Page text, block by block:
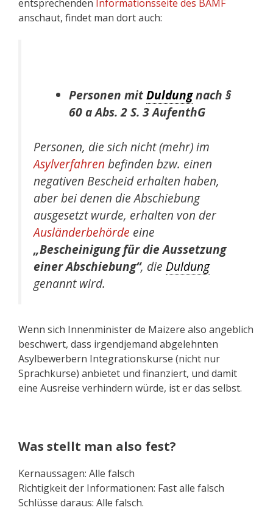
entsprechenden Informationsseite des BAMF
anschaut, findet man dort auch:
Personen mitDuldungnach §
60 a Abs. 2 S. 3 AufenthG
Personen, die sich nicht (mehr) im
Asylverfahren befinden bzw. einen
negativen Bescheid erhalten haben,
aber bei denen die Abschiebung
ausgesetzt wurde, erhalten von der
Ausländerbehörde eine
„Bescheinigung für die Aussetzung
einer Abschiebung“, die Duldung
genannt wird.
Wenn sich Innenminister de Maizere also angeblich
beschwert, dass irgendjemand abgelehnten
Asylbewerbern Integrationskurse (nicht nur
Sprachkurse) anbietet und finanziert, und damit
eine Ausreise verhindern würde, ist er das selbst.
Was stellt man also fest?
Kernaussagen: Alle falsch
Richtigkeit der Informationen: Fast alle falsch
Schlüsse daraus: Alle falsch.